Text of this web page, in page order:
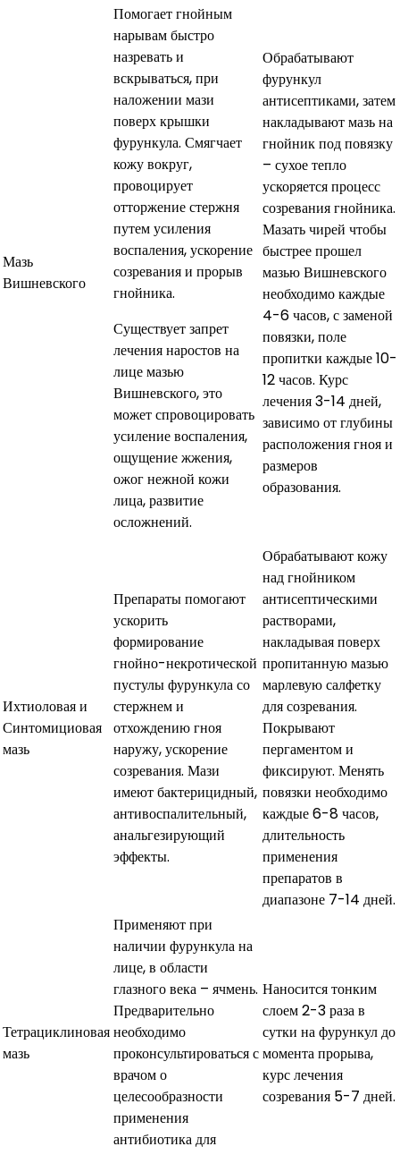
Мазь
Вишневского
Помогает гнойным
нарывам быстро
назревать и
вскрываться, при
наложении мази
поверх крышки
фурункула. Смягчает
кожу вокруг,
провоцирует
отторжение стержня
путем усиления
воспаления, ускорение
созревания и прорыв
гнойника.
Существует запрет
лечения наростов на
лице мазью
Вишневского, это
может спровоцировать
усиление воспаления,
ощущение жжения,
ожог нежной кожи
лица, развитие
осложнений.
Обрабатывают
фурункул
антисептиками, затем
накладывают мазь на
гнойник под повязку
– сухое тепло
ускоряется процесс
созревания гнойника.
Мазать чирей чтобы
быстрее прошел
мазью Вишневского
необходимо каждые
4-6 часов, с заменой
повязки, поле
пропитки каждые 10-
12 часов. Курс
лечения 3-14 дней,
зависимо от глубины
расположения гноя и
размеров
образования.
Ихтиоловая и
Синтомициовая
мазь
Препараты помогают
ускорить
формирование
гнойно-некротической
пустулы фурункула со
стержнем и
отхождению гноя
наружу, ускорение
созревания. Мази
имеют бактерицидный,
антивоспалительный,
анальгезирующий
эффекты.
Обрабатывают кожу
над гнойником
антисептическими
растворами,
накладывая поверх
пропитанную мазью
марлевую салфетку
для созревания.
Покрывают
пергаментом и
фиксируют. Менять
повязки необходимо
каждые 6-8 часов,
длительность
применения
препаратов в
диапазоне 7-14 дней.
Тетрациклиновая
мазь
Применяют при
наличии фурункула на
лице, в области
глазного века – ячмень.
Предварительно
необходимо
проконсультироваться с
врачом о
целесообразности
применения
антибиотика для
Наносится тонким
слоем 2-3 раза в
сутки на фурункул до
момента прорыва,
курс лечения
созревания 5-7 дней.